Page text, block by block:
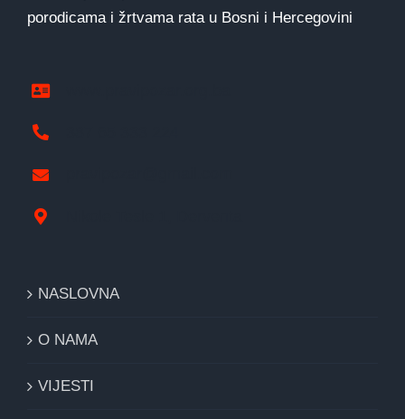
porodicama i žrtvama rata u Bosni i Hercegovini
NASLOVNA
O NAMA
VIJESTI